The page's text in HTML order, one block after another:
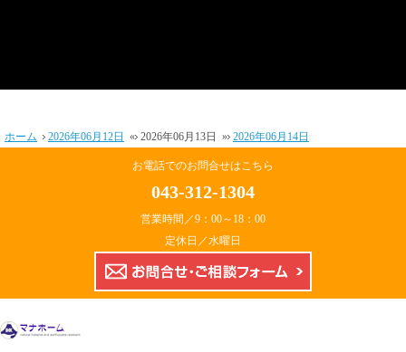
ホーム 2026年06月12日 « 2026年06月13日 » 2026年06月14日
お電話でのお問合せはこちら
043-312-1304
営業時間／9：00～18：00
定休日／水曜日